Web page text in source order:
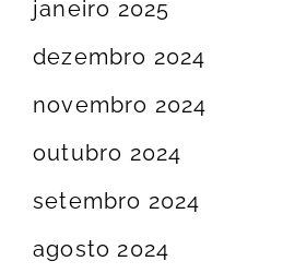
janeiro 2025
dezembro 2024
novembro 2024
outubro 2024
setembro 2024
agosto 2024